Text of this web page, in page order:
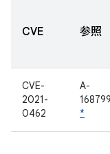
CVE 参照
CVE-
2021-
0462
A-
*